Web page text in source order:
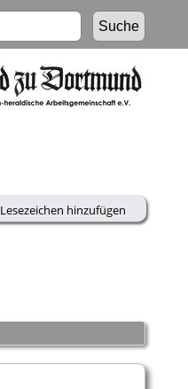
Lesezeichen hinzufügen